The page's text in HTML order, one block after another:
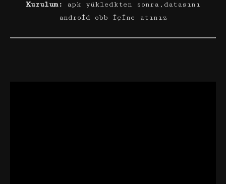
Kurulum:
apk yükledkten sonra,datasını
android obb içine atınız